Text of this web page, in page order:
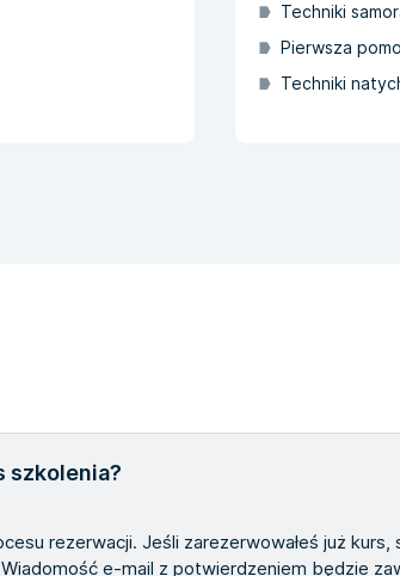
Techniki
Pierwsza
Techniki
szkolenia?
rezerwacji. Jeśli zarezerwowałeś już
e-mail z potwierdzeniem będzie